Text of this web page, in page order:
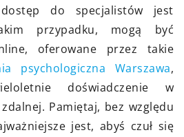
do specjalistów jest
przypadku, mogą być
oferowane przez takie
psychologiczna Warszawa,
doświadczenie w
Pamiętaj, bez względu
jest, abyś czuł się